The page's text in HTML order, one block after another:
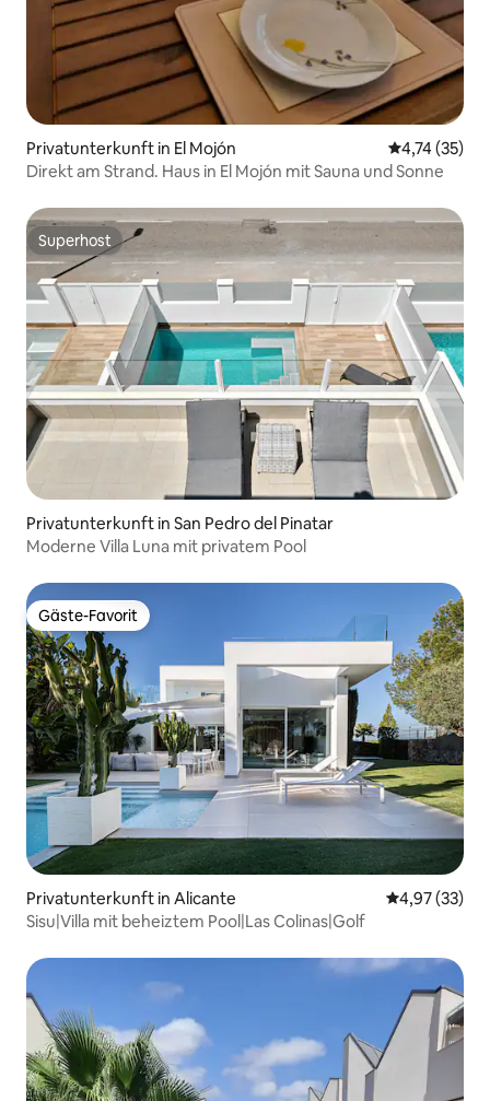
Privatunterkunft in El Mojón
4,74 (35)
Direkt am Strand. Haus in El Mojón mit Sauna und Sonne
Superhost
Superhost
Privatunterkunft in San Pedro del Pinatar
Moderne Villa Luna mit privatem Pool
Gäste-Favorit
Gäste-Favorit
Privatunterkunft in Alicante
4,97 (33)
Sisu|Villa mit beheiztem Pool|Las Colinas|Golf